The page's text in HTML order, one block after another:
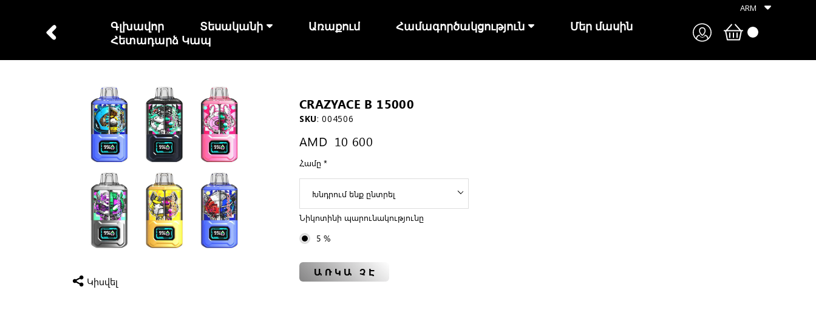
ARM
Գլխավոր Տեսականի Առաքում Համագործակցություն
Մեր մասին
Հետադարձ Կապ
Կիսվել
CRAZYACE B 15000
SKU:004506
AMD 10 600
Համը *
Նիկոտինի պարունակությունը
5 %
ԱՌԿԱ ՉԷ